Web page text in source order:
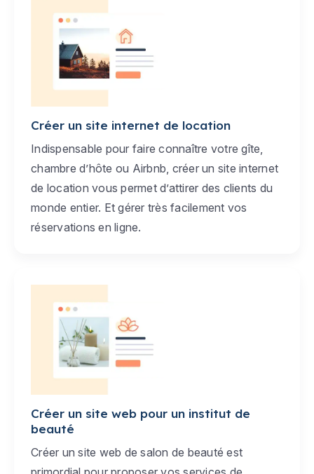
Créer un site internet de location
Indispensable pour faire connaître votre gîte,
chambre d’hôte ou Airbnb, créer un site internet
de location vous permet d’attirer des clients du
monde entier. Et gérer très facilement vos
réservations en ligne.
Créer un site web pour un institut de
beauté
Créer un site web de salon de beauté est